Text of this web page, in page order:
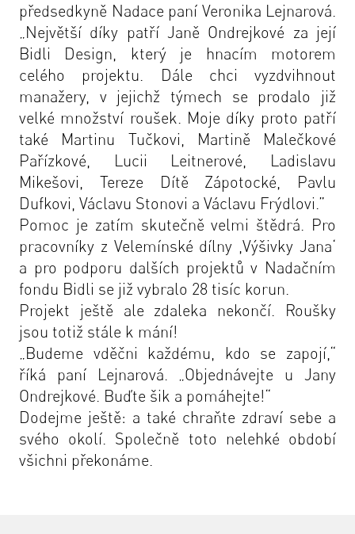
předsedkyně Nadace paní Veronika Lejnarová.
„Největší díky patří Janě Ondrejkové za její
Bidli Design, který je hnacím motorem
celého projektu. Dále chci vyzdvihnout
manažery, v jejichž týmech se prodalo již
velké množství roušek. Moje díky proto patří
také Martinu Tučkovi, Martině Malečkové
Pařízkové, Lucii Leitnerové, Ladislavu
Mikešovi, Tereze Dítě Zápotocké, Pavlu
Dufkovi, Václavu Stonovi a Václavu Frýdlovi.”
Pomoc je zatím skutečně velmi štědrá. Pro
pracovníky z Velemínské dílny ,Výšivky Jana‘
a pro podporu dalších projektů v Nadačním
fondu Bidli se již vybralo 28 tisíc korun.
Projekt ještě ale zdaleka nekončí. Roušky
jsou totiž stále k mání!
„Budeme vděčni každému, kdo se zapojí,“
říká paní Lejnarová. „Objednávejte u Jany
Ondrejkové. Buďte šik a pomáhejte!“
Dodejme ještě: a také chraňte zdraví sebe a
svého okolí. Společně toto nelehké období
všichni překonáme.